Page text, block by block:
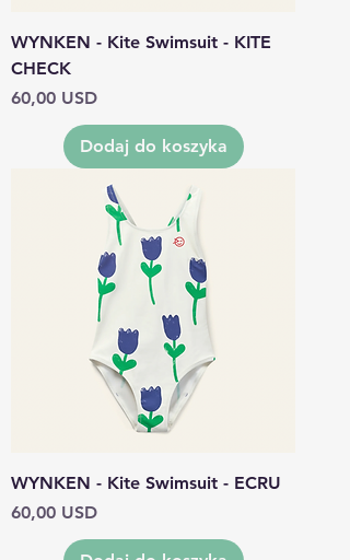
WYNKEN - Kite Swimsuit - KITE
CHECK
Cena
60,00 USD
Dodaj do koszyka
WYNKEN - Kite Swimsuit - ECRU
Cena
60,00 USD